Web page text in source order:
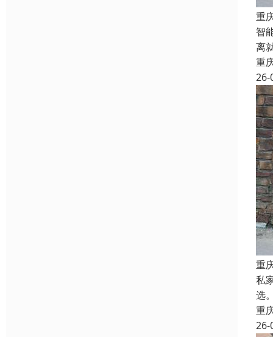
重
智
离
重
26-
重
私
选
重
26-